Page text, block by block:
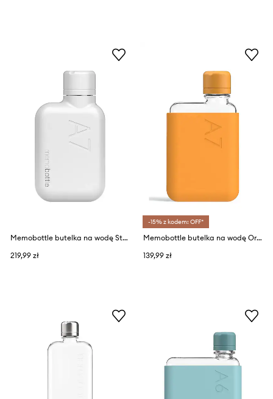
Memobottle butelka na wodę Stainless Steel A7 250 ml
219,99 zł
-15% z kodem: OFF*
Memobottle butelka na wodę Original A7 180 ml
139,99 zł